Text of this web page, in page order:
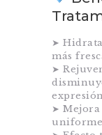
➤
más
➤
➤ Mejora